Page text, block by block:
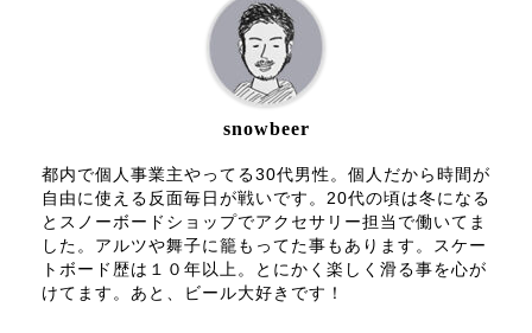
snowbeer
都内で個人事業主やってる30代男性。個人だから時間が
自由に使える反面毎日が戦いです。20代の頃は冬になる
とスノーボードショップでアクセサリー担当で働いてま
した。アルツや舞子に籠もってた事もあります。スケー
トボード歴は１０年以上。とにかく楽しく滑る事を心が
けてます。あと、ビール大好きです！